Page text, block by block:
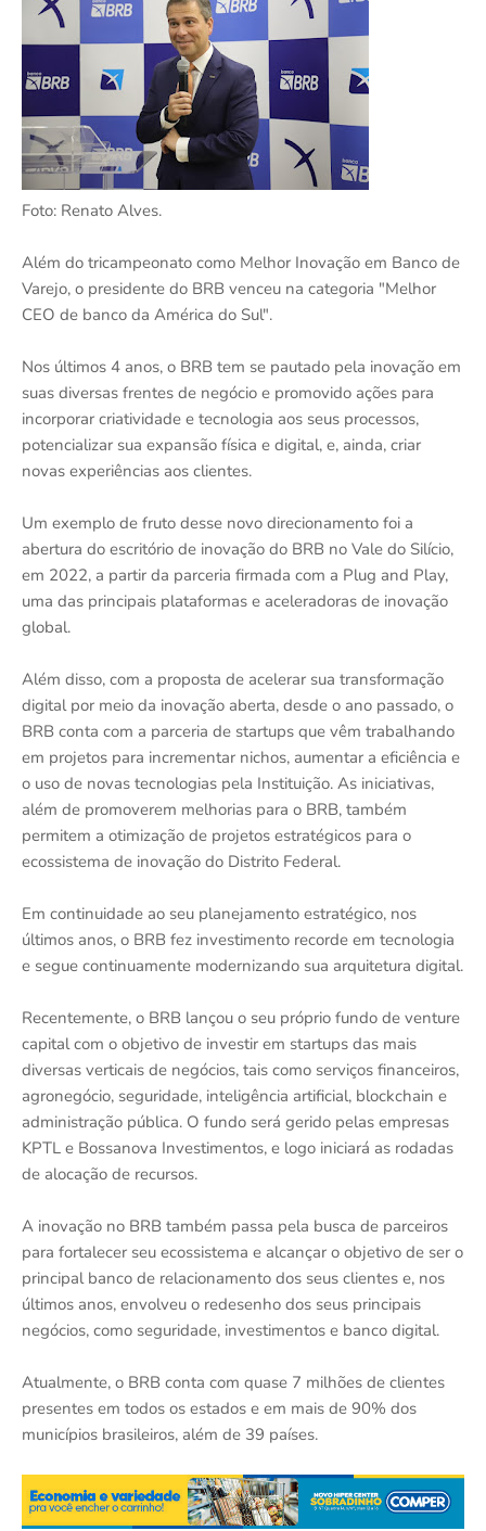
Foto: Renato Alves.
Além do tricampeonato como Melhor Inovação em Banco de
Varejo, o presidente do BRB venceu na categoria "Melhor
CEO de banco da América do Sul".
Nos últimos 4 anos, o BRB tem se pautado pela inovação em
suas diversas frentes de negócio e promovido ações para
incorporar criatividade e tecnologia aos seus processos,
potencializar sua expansão física e digital, e, ainda, criar
novas experiências aos clientes.
Um exemplo de fruto desse novo direcionamento foi a
abertura do escritório de inovação do BRB no Vale do Silício,
em 2022, a partir da parceria firmada com a Plug and Play,
uma das principais plataformas e aceleradoras de inovação
global.
Além disso, com a proposta de acelerar sua transformação
digital por meio da inovação aberta, desde o ano passado, o
BRB conta com a parceria de startups que vêm trabalhando
em projetos para incrementar nichos, aumentar a eficiência e
o uso de novas tecnologias pela Instituição. As iniciativas,
além de promoverem melhorias para o BRB, também
permitem a otimização de projetos estratégicos para o
ecossistema de inovação do Distrito Federal.
Em continuidade ao seu planejamento estratégico, nos
últimos anos, o BRB fez investimento recorde em tecnologia
e segue continuamente modernizando sua arquitetura digital.
Recentemente, o BRB lançou o seu próprio fundo de venture
capital com o objetivo de investir em startups das mais
diversas verticais de negócios, tais como serviços financeiros,
agronegócio, seguridade, inteligência artificial, blockchain e
administração pública. O fundo será gerido pelas empresas
KPTL e Bossanova Investimentos, e logo iniciará as rodadas
de alocação de recursos.
A inovação no BRB também passa pela busca de parceiros
para fortalecer seu ecossistema e alcançar o objetivo de ser o
principal banco de relacionamento dos seus clientes e, nos
últimos anos, envolveu o redesenho dos seus principais
negócios, como seguridade, investimentos e banco digital.
Atualmente, o BRB conta com quase 7 milhões de clientes
presentes em todos os estados e em mais de 90% dos
municípios brasileiros, além de 39 países.